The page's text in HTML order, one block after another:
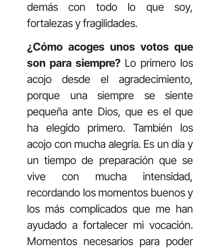
demás con todo lo que soy,
fortalezas y fragilidades.
¿Cómo acoges unos votos que
son para siempre? Lo primero los
acojo desde el agradecimiento,
porque una siempre se siente
pequeña ante Dios, que es el que
ha elegido primero. También los
acojo con mucha alegría. Es un día y
un tiempo de preparación que se
vive con mucha intensidad,
recordando los momentos buenos y
los más complicados que me han
ayudado a fortalecer mi vocación.
Momentos necesarios para poder